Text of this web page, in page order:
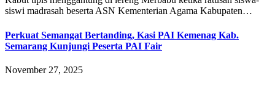
siswi madrasah beserta ASN Kementerian Agama Kabupaten…
Perkuat Semangat Bertanding, Kasi PAI Kemenag Kab.
Semarang Kunjungi Peserta PAI Fair
November 27, 2025